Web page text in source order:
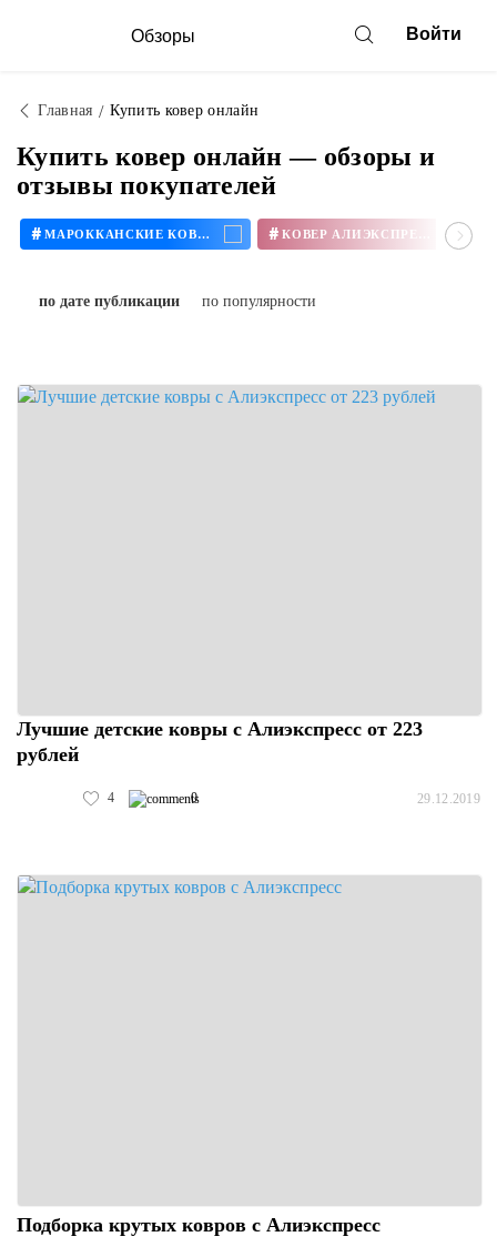
Обзоры Войти
Главная Купить ковер онлайн
Купить ковер онлайн — обзоры и
отзывы покупателей
# МАРОККАНСКИЕ КОВРЫ #
по дате публикации по популярности
Лучшие детские ковры с Алиэкспресс от 223
рублей
4 0 29.12.2019
Подборка крутых ковров с Алиэкспресс